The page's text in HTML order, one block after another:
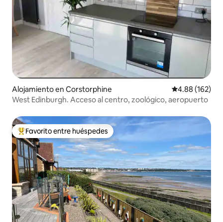
Alojamiento en Corstorphine Calificación
4.88 (162)
West Edinburgh. Acceso al centro, zoológico, aeropuerto
Favorito entre huéspedes preferido
Favorito entre huéspedes